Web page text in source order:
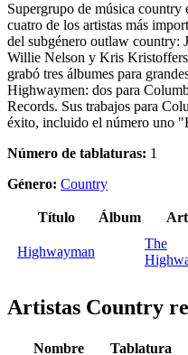
Supergrupo de música country
cuatro de los artistas más
del subgénero outlaw country:
Willie Nelson y Kris
grabó tres álbumes para
Highwaymen: dos para
Records. Sus trabajos para
éxito, incluido el número uno
Número de tablaturas: 1
Género: Country
Título Álbum
Highwayman
The
Artistas Country
Nombre Tablatura